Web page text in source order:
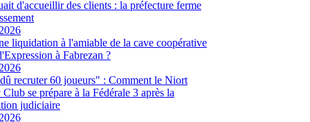
d'accueillir des clients : la préfecture ferme
liquidation à l'amiable de la cave coopérative
à Fabrezan ?
recruter 60 joueurs" : Comment le Niort
se prépare à la Fédérale 3 après la
judiciaire